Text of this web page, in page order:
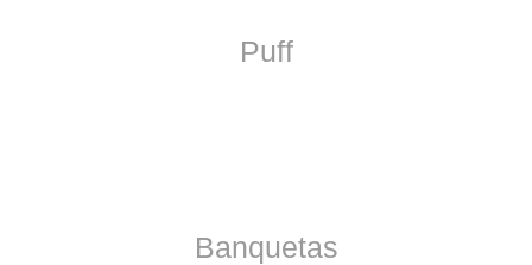
Puff
Banquetas